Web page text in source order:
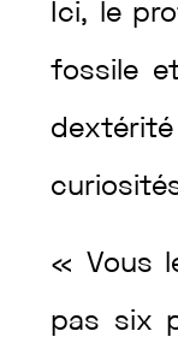
Ici, le
fossile
« Vous
pas six